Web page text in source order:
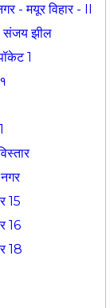
- मयूर विहार - II
संजय झील
1
15
16
18